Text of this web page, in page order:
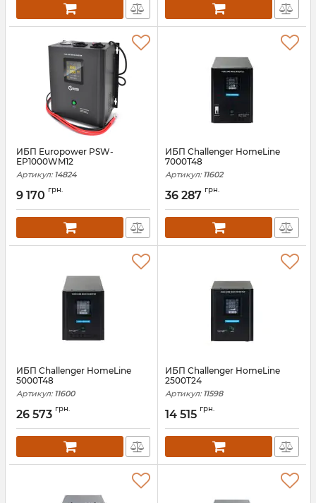
ИБП Europower PSW-
EP1000WM12
Артикул: 14824
9 170 грн.
ИБП Challenger HomeLine
7000T48
Артикул: 11602
36 287 грн.
ИБП Challenger HomeLine
5000T48
Артикул: 11600
26 573 грн.
ИБП Challenger HomeLine
2500T24
Артикул: 11598
14 515 грн.